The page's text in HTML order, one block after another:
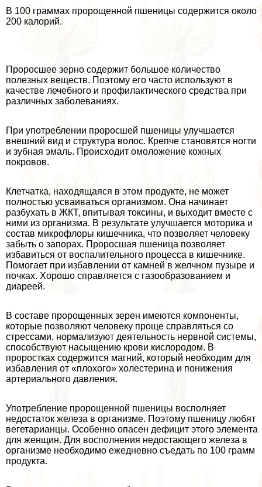
В 100 граммах пророщенной пшеницы содержится около
200 калорий.
Проросшее зерно содержит большое количество
полезных веществ. Поэтому его часто используют в
качестве лечебного и профилактического средства при
различных заболеваниях.
При употрeблении проросшей пшеницы улучшается
внешний вид и структура волос. Крепче становятся ногти
и зубная эмаль. Происходит омоложение кожных
покровов.
Клетчатка, находящаяся в этом продукте, не может
полностью усваиваться организмом. Она начинает
разбухать в ЖКТ, впитывая токсины, и выходит вместе с
ними из организма. В результате улучшается моторика и
состав микрофлоры кишечника, что позволяет человеку
забыть о запорах. Проросшая пшеница позволяет
избавиться от воспалительного процесса в кишечнике.
Помогает при избавлении от камней в желчном пузыре и
почках. Хорошо справляется с газообразованием и
диареей.
В составе пророщенных зерен имеются компоненты,
которые позволяют человеку проще справляться со
стрессами, нормализуют деятельность нервной системы,
способствуют насыщению крови кислородом. В
проростках содержится магний, который необходим для
избавления от «плохого» холестерина и понижения
артериального давления.
Употрeбление пророщенной пшеницы восполняет
недостаток железа в организме. Поэтому пшеницу любят
вегетарианцы. Особенно опасен дефицит этого элемента
для женщин. Для восполнения недостающего железа в
организме необходимо ежедневно съедать по 100 грамм
продукта.